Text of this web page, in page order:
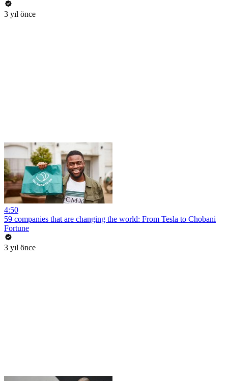
3 yıl önce
4:50
59 companies that are changing the world: From Tesla to Chobani
Fortune
3 yıl önce